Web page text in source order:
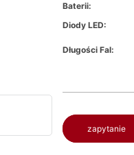
Baterii:
Diody LED:
Długości Fal:
zapytanie